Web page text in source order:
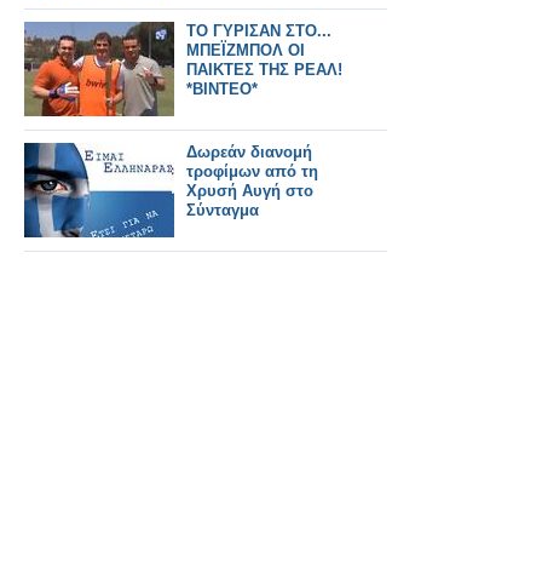
ΤΟ ΓΥΡΙΣΑΝ ΣΤΟ...
ΜΠΕΪΖΜΠΟΛ ΟΙ
ΠΑΙΚΤΕΣ ΤΗΣ ΡΕΑΛ!
*ΒΙΝΤΕΟ*
Δωρεάν διανομή
τροφίμων από τη
Χρυσή Αυγή στο
Σύνταγμα